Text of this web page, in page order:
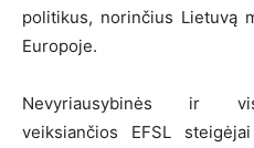
politikus, norinčius Lietuvą
Europoje.
Nevyriausybinės ir
veiksiančios EFSL